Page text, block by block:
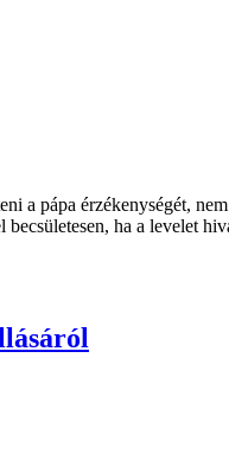
a pápa érzékenységét,
ha a levelet